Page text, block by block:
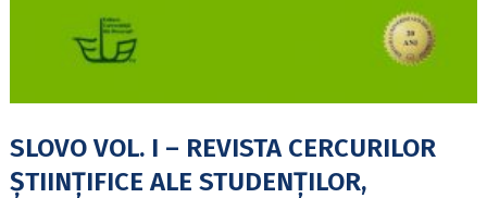
SLOVO VOL. I – REVISTA CERCURILOR
ȘTIINȚIFICE ALE STUDENȚILOR,